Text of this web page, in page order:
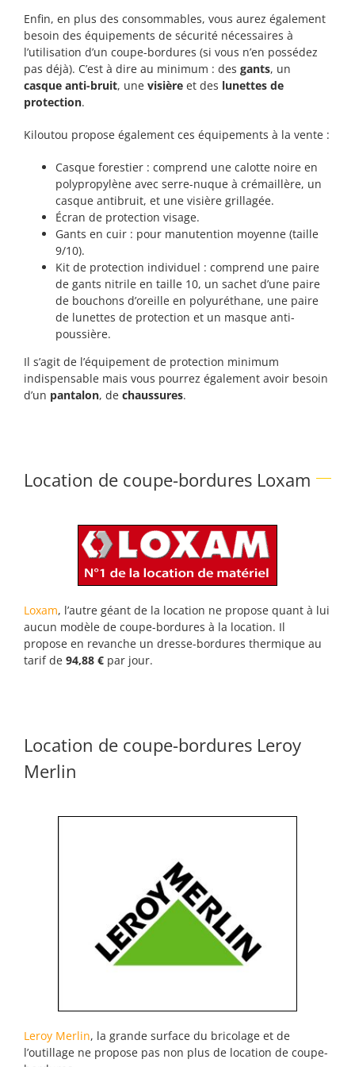
Enfin, en plus des consommables, vous aurez également
besoin des équipements de sécurité nécessaires à
l’utilisation d’un coupe-bordures (si vous n’en possédez
pas déjà). C’est à dire au minimum : des gants, un
casque anti-bruit, une visière et des lunettes de
protection.
Kiloutou propose également ces équipements à la vente :
Casque forestier : comprend une calotte noire en
polypropylène avec serre-nuque à crémaillère, un
casque antibruit, et une visière grillagée.
Écran de protection visage.
Gants en cuir : pour manutention moyenne (taille
9/10).
Kit de protection individuel : comprend une paire
de gants nitrile en taille 10, un sachet d’une paire
de bouchons d’oreille en polyuréthane, une paire
de lunettes de protection et un masque anti-
poussière.
Il s’agit de l’équipement de protection minimum
indispensable mais vous pourrez également avoir besoin
d’un pantalon, de chaussures.
Location de coupe-bordures Loxam
Loxam, l’autre géant de la location ne propose quant à lui
aucun modèle de coupe-bordures à la location. Il
propose en revanche un dresse-bordures thermique au
tarif de 94,88 € par jour.
Location de coupe-bordures Leroy
Merlin
Leroy Merlin, la grande surface du bricolage et de
l’outillage ne propose pas non plus de location de coupe-